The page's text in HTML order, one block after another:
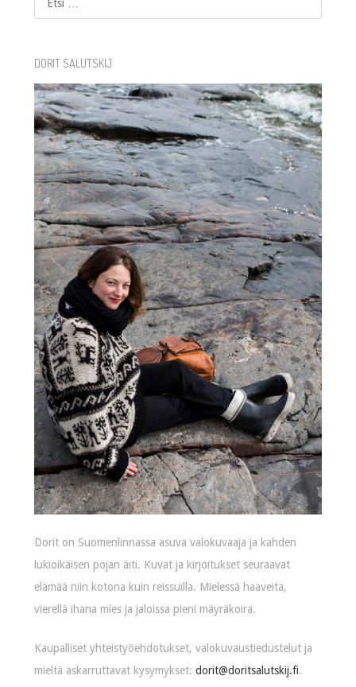
DORIT SALUTSKIJ
Dorit on Suomenlinnassa asuva valokuvaaja ja kahden
lukioikäisen pojan äiti. Kuvat ja kirjoitukset seuraavat
elämää niin kotona kuin reissuilla. Mielessä haaveita,
vierellä ihana mies ja jaloissa pieni mäyräkoira.
Kaupalliset yhteistyöehdotukset, valokuvaustiedustelut ja
mieltä askarruttavat kysymykset:dorit@doritsalutskij.fi.